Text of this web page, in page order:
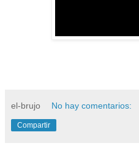
el-brujo No hay comentarios:
Compartir